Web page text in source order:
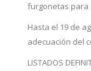
furgonetas para
Hasta el 19 de
adecuación del
LISTADOS